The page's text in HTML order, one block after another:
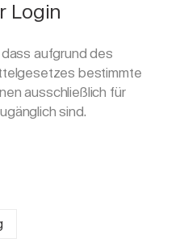
Login
aufgrund des
bestimmte
ausschließlich für
sind.